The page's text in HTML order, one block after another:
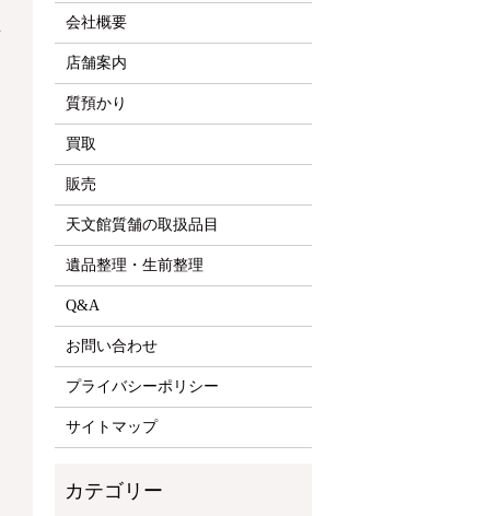
会社概要
店舗案内
質預かり
買取
販売
天文館質舗の取扱品目
遺品整理・生前整理
Q&A
お問い合わせ
プライバシーポリシー
サイトマップ